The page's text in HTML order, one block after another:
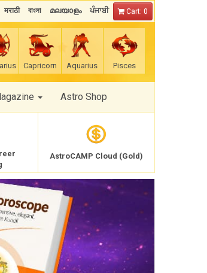
मराठी বাংলা മലയാളം ਪੰਜਾਬੀ Cart: 0
Capricorn Aquarius Pisces
Astro Shop
AstroCAMP Cloud (Gold)